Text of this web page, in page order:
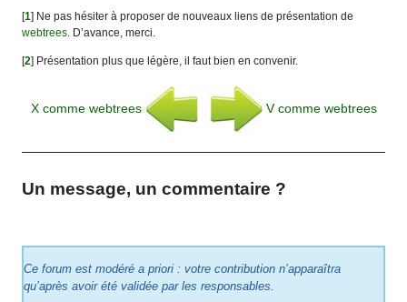
[1] Ne pas hésiter à proposer de nouveaux liens de présentation de
webtrees. D’avance, merci.
[2] Présentation plus que légère, il faut bien en convenir.
X comme webtrees V comme webtrees
Un message, un commentaire ?
Ce forum est modéré a priori : votre contribution n’apparaîtra
qu’après avoir été validée par les responsables.